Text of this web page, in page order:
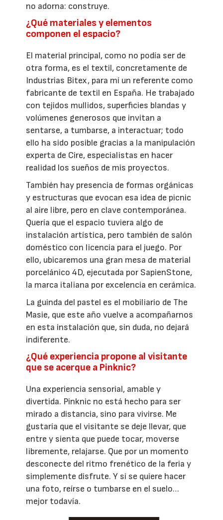
no adorna: construye.
¿Qué materiales y elementos
componen el espacio?
El material principal, como no podía ser de
otra forma, es el textil, concretamente de
Industrias Bitex, para mí un referente como
fabricante de textil en España. He trabajado
con tejidos mullidos, superficies blandas y
volúmenes generosos que invitan a
sentarse, a tumbarse, a interactuar; todo
ello ha sido posible gracias a la manipulación
experta de Cire, especialistas en hacer
realidad los sueños de mis proyectos.
También hay presencia de formas orgánicas
y estructuras que evocan esa idea de picnic
al aire libre, pero en clave contemporánea.
Quería que el espacio tuviera algo de
instalación artística, pero también de salón
doméstico con licencia para el juego. Por
ello, ubicaremos una gran mesa de material
porcelánico 4D, ejecutada por SapienStone,
la marca italiana por excelencia en cerámica.
La guinda del pastel es el mobiliario de The
Masie, que este año vuelve a acompañarnos
en esta instalación que, sin duda, no dejará
indiferente.
¿Qué experiencia propone al visitante
que se acerque a Pinknic?
Una experiencia sensorial, amable y
divertida. Pinknic no está hecho para ser
mirado a distancia, sino para vivirse. Me
gustaría que el visitante se deje llevar, que
entre y sienta que puede tocar, moverse
libremente, relajarse. Que por un momento
desconecte del ritmo frenético de la feria y
simplemente disfrute. Y si se quiere hacer
una foto, reírse o tumbarse en el suelo…
mejor todavía.